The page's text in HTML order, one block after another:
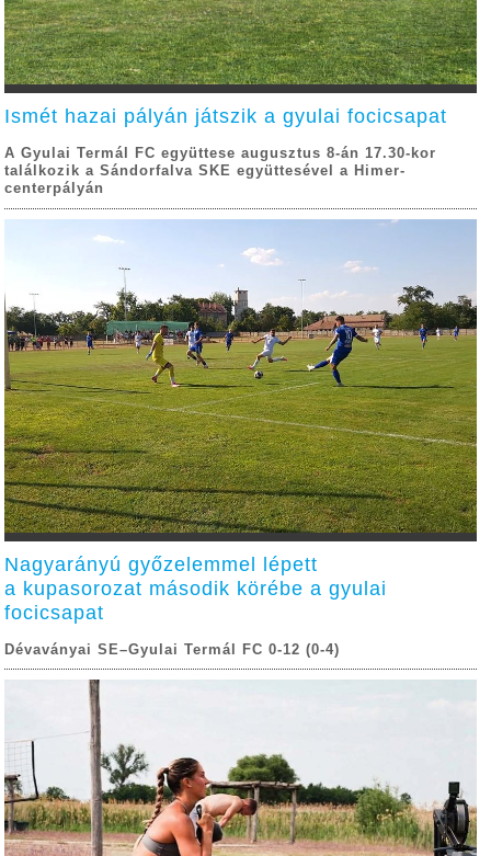
Ismét hazai pályán játszik a gyulai focicsapat
A Gyulai Termál FC együttese augusztus 8-án 17.30-kor
találkozik a Sándorfalva SKE együttesével a Himer-
centerpályán
Nagyarányú győzelemmel lépett
a kupasorozat második körébe a gyulai
focicsapat
Dévaványai SE–Gyulai Termál FC 0-12 (0-4)